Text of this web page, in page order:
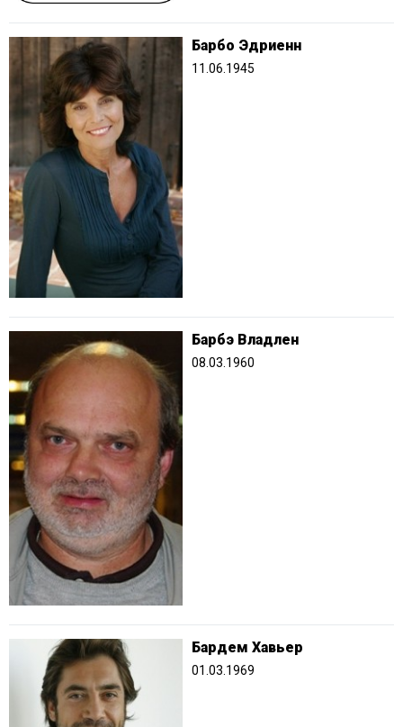
Барбо Эдриенн
11.06.1945
Барбэ Владлен
08.03.1960
Бардем Хавьер
01.03.1969